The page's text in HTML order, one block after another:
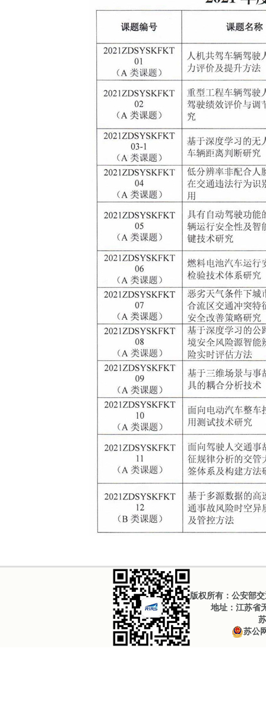
版权所有：公安部
地址：江苏省
苏公